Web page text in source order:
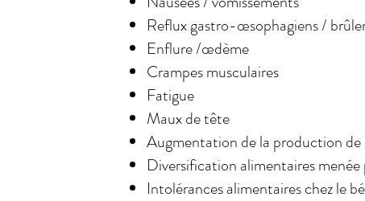
Reflux gastro-œsophagiens /
Enflure /œdème
Crampes musculaires
Fatigue
Maux de tête
Augmentation de la production
Diversification alimentaires
Intolérances alimentaires chez le